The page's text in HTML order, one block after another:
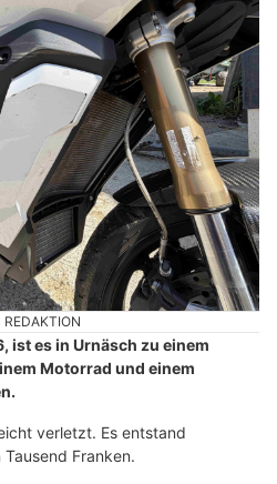
REDAKTION
ist es in Urnäsch zu einem
Motorrad und einem
verletzt. Es entstand
Franken.